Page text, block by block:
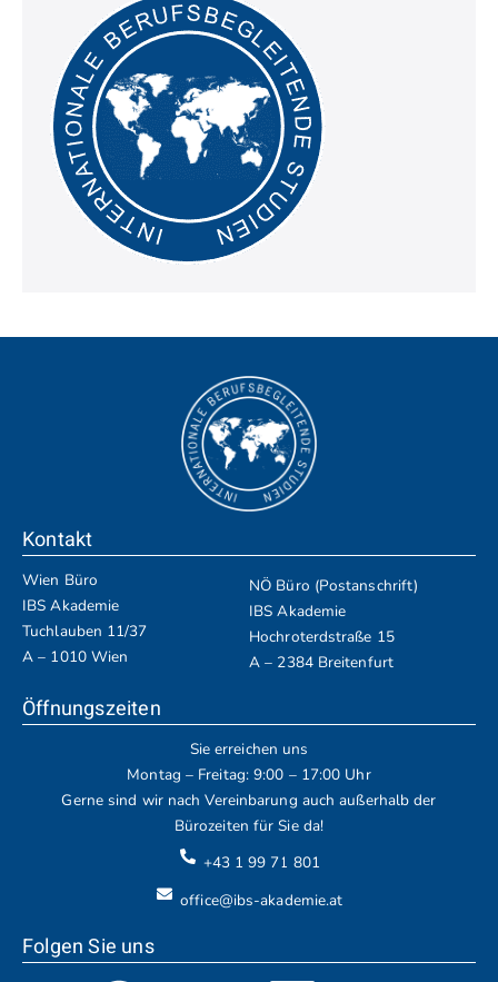
Kontakt
Wien Büro
IBS Akademie
Tuchlauben 11/37
A – 1010 Wien
NÖ Büro (Postanschrift)
IBS Akademie
Hochroterdstraße 15
A – 2384 Breitenfurt
Öffnungszeiten
Sie erreichen uns
Montag – Freitag: 9:00 – 17:00 Uhr
Gerne sind wir nach Vereinbarung auch außerhalb der
Bürozeiten für Sie da!
+43 1 99 71 801
office@ibs-akademie.at
Folgen Sie uns